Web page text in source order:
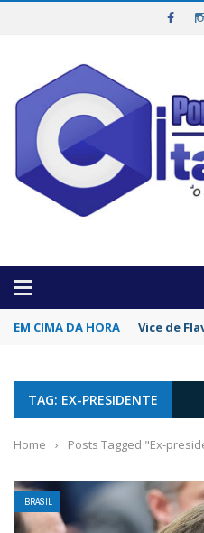
EM CIMA DA HORA Vice de
TAG: EX-PRESIDENTE
Home › Posts Tagged "Ex-
BRASIL